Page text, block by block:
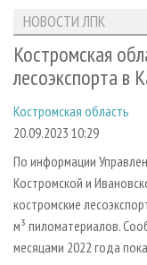
ЛЕСОЗАГОТОВКА
ЛЕСОПИЛЕНИЕ
СУШКА ДРЕВЕСИНЫ
ПРОИЗВОДСТВО
ДЕРЕВЯННОЕ
ПРОИЗВОДСТВО
БИОЭНЕРГЕТИКА
НОВОСТИ ЛПК
НОВОСТИ
ПРОЕКТЫ ЛПИ
АНАЛИТИКА
ПРЕДПРИЯТИЯ
ПЕРСОНЫ
МОБИЛЬНЫЕ
ОФИЦИАЛЬНЫЕ
ПРИОРИТЕТНЫЕ
RUSSIAN
АРХИВ ЖУРНАЛОВ
О ЖУРНАЛЕ
ПОДПИСКА
КОНТАКТЫ
РЕКЛАМОДАТЕЛЯМ
РЕКЛАМА
РЕКЛАМА НА
НОВОСТИ ЛПК
Костромская
лесоэкспорта в
Костромская область
20.09.2023 10:29
По информации
Костромской и
костромские
м³ пиломатериалов.
месяцами 2022 года